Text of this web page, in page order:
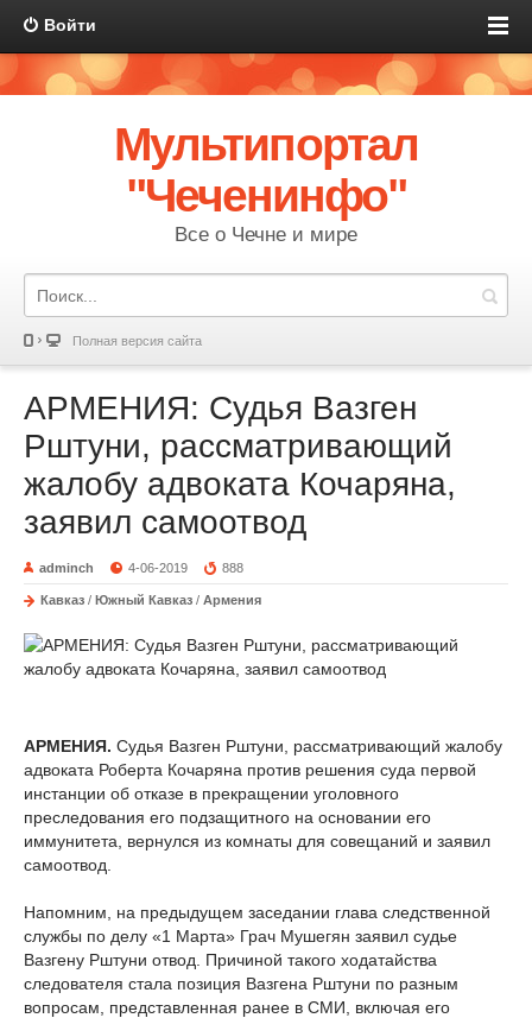
Войти
Мультипортал
"Чеченинфо"
Все о Чечне и мире
Полная версия сайта
АРМЕНИЯ: Судья Вазген
Рштуни, рассматривающий
жалобу адвоката Кочаряна,
заявил самоотвод
adminch 4-06-2019 888
Кавказ / Южный Кавказ / Армения
АРМЕНИЯ. Судья Вазген Рштуни, рассматривающий жалобу
адвоката Роберта Кочаряна против решения суда первой
инстанции об отказе в прекращении уголовного
преследования его подзащитного на основании его
иммунитета, вернулся из комнаты для совещаний и заявил
самоотвод.
Напомним, на предыдущем заседании глава следственной
службы по делу «1 Марта» Грач Мушегян заявил судье
Вазгену Рштуни отвод. Причиной такого ходатайства
следователя стала позиция Вазгена Рштуни по разным
вопросам, представленная ранее в СМИ, включая его